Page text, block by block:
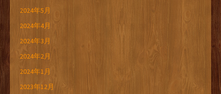
2024年5月
2024年4月
2024年3月
2024年2月
2024年1月
2023年12月